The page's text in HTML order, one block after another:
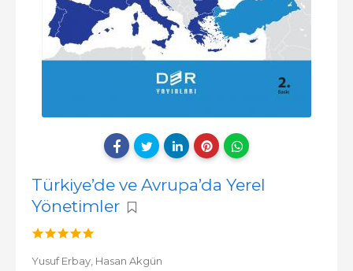
Türkiye’de ve Avrupa’da Yerel
Yönetimler
Yusuf Erbay, Hasan Akgün